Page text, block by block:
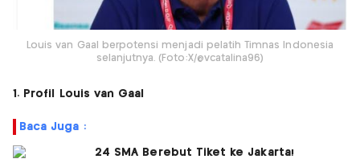
Louis van Gaal berpotensi menjadi pelatih Timnas Indonesia
selanjutnya. (Foto:X/@vcatalina96)
1. Profil Louis van Gaal
Baca Juga :
24 SMA Berebut Tiket ke Jakarta!